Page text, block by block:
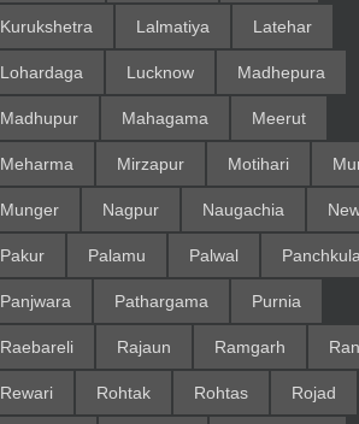
Kurukshetra Lalmatiya Latehar
Lohardaga Lucknow Madhepura
Madhupur Mahagama Meerut
Meharma Mirzapur Motihari
Munger Nagpur Naugachia
Pakur Palamu Palwal Panchkula
Panjwara Pathargama Purnia
Raebareli Rajaun Ramgarh
Rewari Rohtak Rohtas Rojad